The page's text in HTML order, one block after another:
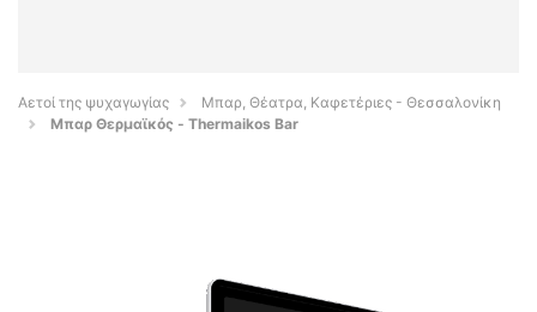
Αετοί της ψυχαγωγίας
Μπαρ, Θέατρα, Καφετέριες - Θεσσαλονίκη
Μπαρ Θερμαϊκός - Thermaikos Bar